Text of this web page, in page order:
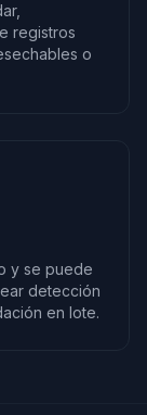
registros
o
y se puede
detección
en lote.